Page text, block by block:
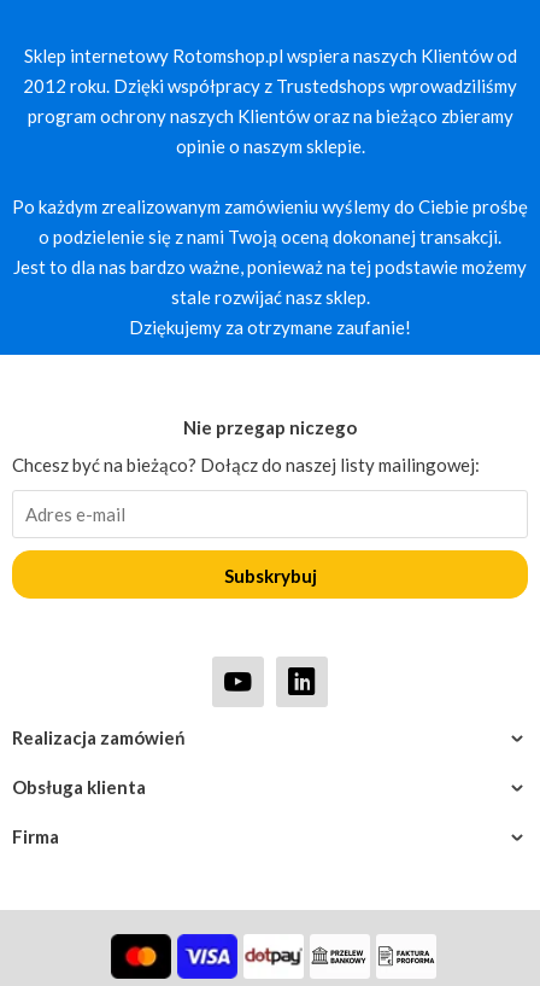
Sklep internetowy Rotomshop.pl wspiera naszych Klientów od
2012 roku. Dzięki współpracy z Trustedshops wprowadziliśmy
program ochrony naszych Klientów oraz na bieżąco zbieramy
opinie o naszym sklepie.
Po każdym zrealizowanym zamówieniu wyślemy do Ciebie prośbę
o podzielenie się z nami Twoją oceną dokonanej transakcji.
Jest to dla nas bardzo ważne, ponieważ na tej podstawie możemy
stale rozwijać nasz sklep.
Dziękujemy za otrzymane zaufanie!
Firma
Obsługa klienta
Realizacja zamówień
Nie przegap niczego
Chcesz być na bieżąco? Dołącz do naszej listy mailingowej:
Subskrybuj